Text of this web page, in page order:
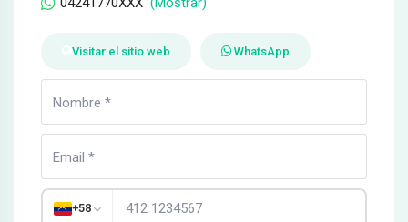
Visitar el sitio web WhatsApp
+58